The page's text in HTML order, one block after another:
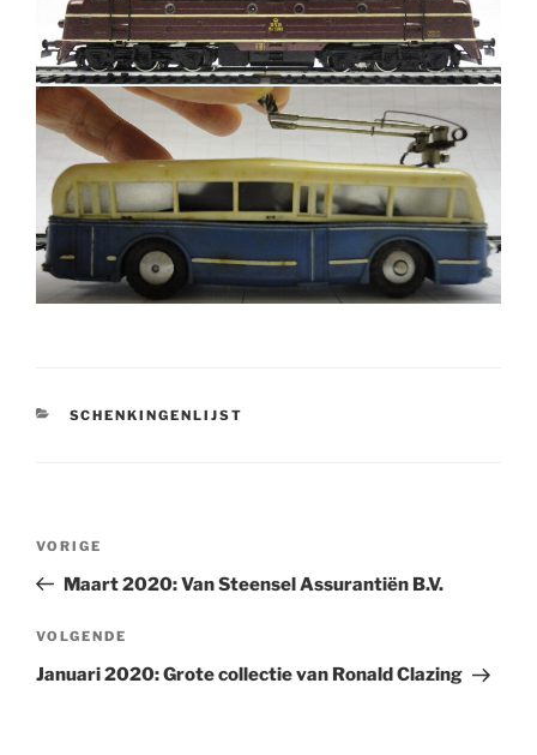
CATEGORIEËN
SCHENKINGENLIJST
Bericht
Vorig
bericht
VORIGE
Maart 2020: Van Steensel Assurantiën B.V.
Volgend
bericht
VOLGENDE
Januari 2020: Grote collectie van Ronald Clazing